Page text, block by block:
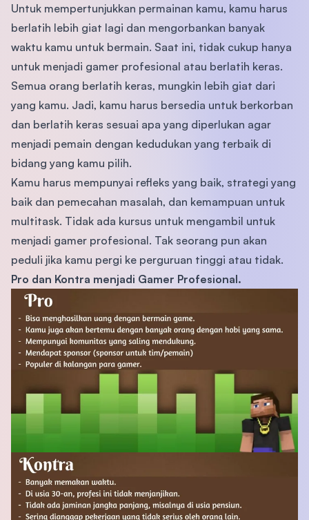
Untuk mempertunjukkan permainan kamu, kamu harus
berlatih lebih giat lagi dan mengorbankan banyak
waktu kamu untuk bermain. Saat ini, tidak cukup hanya
untuk menjadi gamer profesional atau berlatih keras.
Semua orang berlatih keras, mungkin lebih giat dari
yang kamu. Jadi, kamu harus bersedia untuk berkorban
dan berlatih keras sesuai apa yang diperlukan agar
menjadi pemain dengan kedudukan yang terbaik di
bidang yang kamu pilih.
Kamu harus mempunyai refleks yang baik, strategi yang
baik dan pemecahan masalah, dan kemampuan untuk
multitask. Tidak ada kursus untuk mengambil untuk
menjadi gamer profesional. Tak seorang pun akan
peduli jika kamu pergi ke perguruan tinggi atau tidak.
Pro dan Kontra menjadi Gamer Profesional.